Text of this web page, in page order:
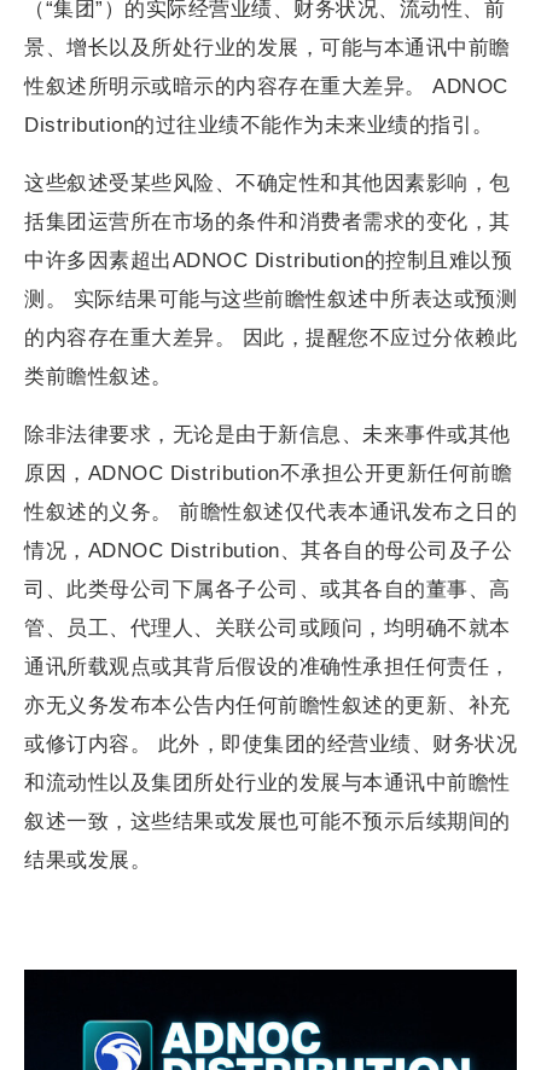
（“集团”）的实际经营业绩、财务状况、流动性、前
景、增长以及所处行业的发展，可能与本通讯中前瞻
性叙述所明示或暗示的内容存在重大差异。 ADNOC
Distribution的过往业绩不能作为未来业绩的指引。
这些叙述受某些风险、不确定性和其他因素影响，包
括集团运营所在市场的条件和消费者需求的变化，其
中许多因素超出ADNOC Distribution的控制且难以预
测。 实际结果可能与这些前瞻性叙述中所表达或预测
的内容存在重大差异。 因此，提醒您不应过分依赖此
类前瞻性叙述。
除非法律要求，无论是由于新信息、未来事件或其他
原因，ADNOC Distribution不承担公开更新任何前瞻
性叙述的义务。 前瞻性叙述仅代表本通讯发布之日的
情况，ADNOC Distribution、其各自的母公司及子公
司、此类母公司下属各子公司、或其各自的董事、高
管、员工、代理人、关联公司或顾问，均明确不就本
通讯所载观点或其背后假设的准确性承担任何责任，
亦无义务发布本公告内任何前瞻性叙述的更新、补充
或修订内容。 此外，即使集团的经营业绩、财务状况
和流动性以及集团所处行业的发展与本通讯中前瞻性
叙述一致，这些结果或发展也可能不预示后续期间的
结果或发展。